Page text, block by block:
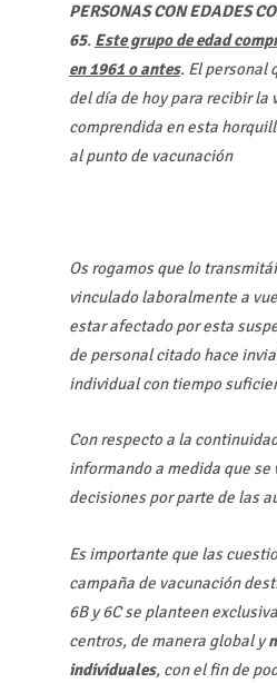
PERSONAS CON EDADES
65. Este grupo de edad
en 1961 o antes. El personal
del día de hoy para recibir la
comprendida en esta
al punto de vacunación
Os rogamos que lo
vinculado laboralmente a
estar afectado por esta
de personal citado hace
individual con tiempo
Con respecto a la
informando a medida que se
decisiones por parte de las
Es importante que las
campaña de vacunación
6B y 6C se planteen
centros, de manera global y
individuales, con el fin de